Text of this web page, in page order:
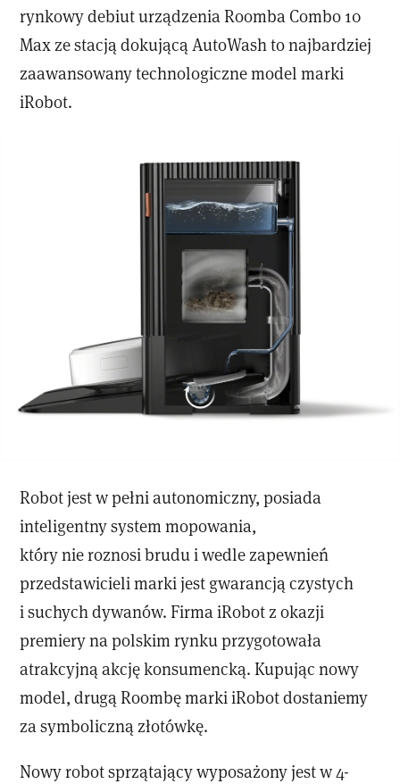
rynkowy debiut urządzenia Roomba Combo 10
Max ze stacją dokującą AutoWash to najbardziej
zaawansowany technologiczne model marki
iRobot.
Robot jest w pełni autonomiczny, posiada
inteligentny system mopowania,
który nie roznosi brudu i wedle zapewnień
przedstawicieli marki jest gwarancją czystych
i suchych dywanów. Firma iRobot z okazji
premiery na polskim rynku przygotowała
atrakcyjną akcję konsumencką. Kupując nowy
model, drugą Roombę marki iRobot dostaniemy
za symboliczną złotówkę.
Nowy robot sprzątający wyposażony jest w 4-